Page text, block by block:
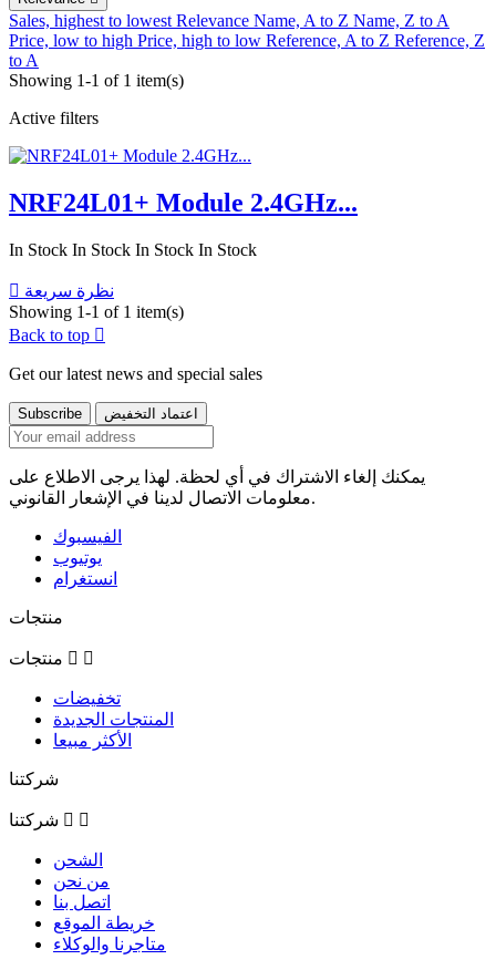
Sales, highest to lowestRelevance Name, A to Z Name, Z to A
Price, low to high Price, high to low Reference, A to Z Reference, Z
to A
Showing 1-1 of 1 item(s)
Active filters
NRF24L01+ Module 2.4GHz...
In Stock In Stock In Stock In Stock
 نظرة سريعة
Showing 1-1 of 1 item(s)
Back to top 
Get our latest news and special sales
يمكنك إلغاء الاشتراك في أي لحظة. لهذا يرجى الاطلاع على
معلومات الاتصال لدينا في الإشعار القانوني.
الفيسبوك
يوتيوب
انستغرام
منتجات
منتجات  
تخفيضات
المنتجات الجديدة
الأكثر مبيعا
شركتنا
شركتنا  
الشحن
من نحن
اتصل بنا
خريطة الموقع
متاجرنا والوكلاء